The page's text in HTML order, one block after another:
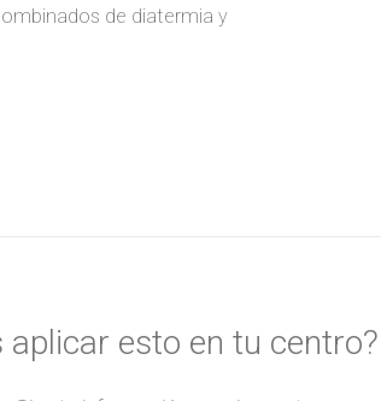
de diatermia y
aplicar esto en tu centro?